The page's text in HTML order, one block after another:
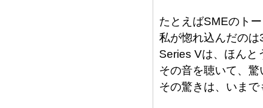
たとえばSMEのト
私が惚れ込んだの
Series Vは、ほんと
その音を聴いて、驚
その驚きは、いま